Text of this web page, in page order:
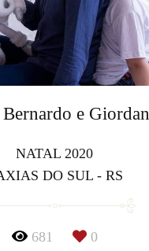
e Giordan
NATAL 2020
DO SUL - RS
681 0